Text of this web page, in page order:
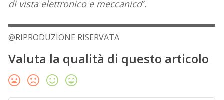
di vista elettronico e meccanico”.
@RIPRODUZIONE RISERVATA
Valuta la qualità di questo articolo